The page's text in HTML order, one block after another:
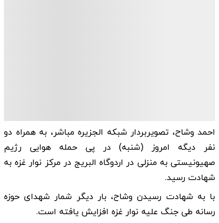
احمد وشاح، تصویربردار شبکه الجزیره مباشر، به همراه دو
نفر دیگه امروز (شنبه) در پی حمله هوایی رژیم
صهیونیستی به منزلی در اردوگاه البریج در مرکز نوار غزه به
شهادت رسید.
با به شهادت رسیدن وشاح، بار دیگر شمار شهدای حوزه
رسانه طی جنگ علیه نوار غزه افزایش یافته است.